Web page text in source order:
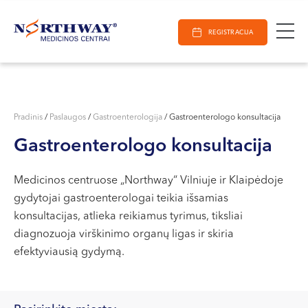
Darbo laikas
I-V 07:30 - 20:30
Kaunas
Miško g. 25A
Darbo laikas:
Paieška REGISTRACIJA
E-Registracija
Pradinis / Paslaugos / Gastroenterologija / Gastroenterologo konsultacija
Gastroenterologo konsultacija
Medicinos centruose „Northway“ Vilniuje ir Klaipėdoje
gydytojai gastroenterologai teikia išsamias
konsultacijas, atlieka reikiamus tyrimus, tiksliai
diagnozuoja virškinimo organų ligas ir skiria
efektyviausią gydymą.